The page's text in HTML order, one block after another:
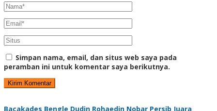
Simpan nama, email, dan situs web saya pada
peramban ini untuk komentar saya berikutnya.
Bacakades Bengle Dudin Rohaedin Nobar Persib Juara